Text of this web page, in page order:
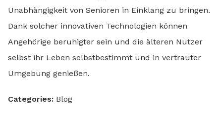
Unabhängigkeit von Senioren in Einklang zu bringen.
Dank solcher innovativen Technologien können
Angehörige beruhigter sein und die älteren Nutzer
selbst ihr Leben selbstbestimmt und in vertrauter
Umgebung genießen.
Categories: Blog